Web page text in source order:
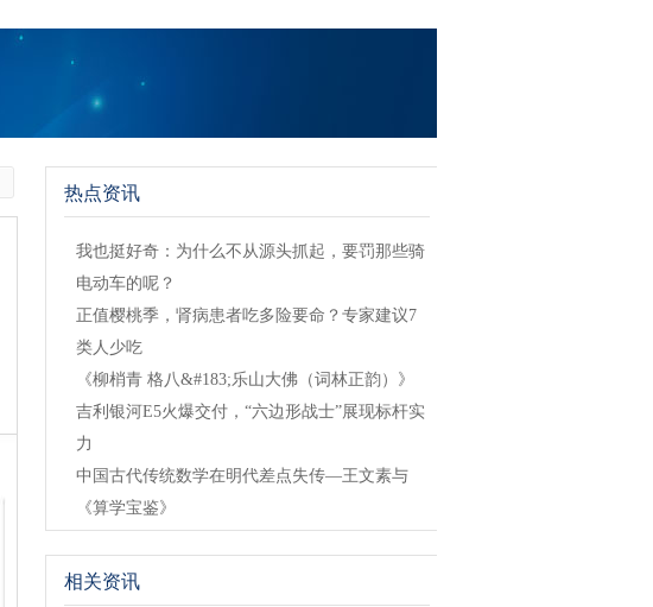
热点资讯
我也挺好奇：为什么不从源头抓起，要罚那些骑
电动车的呢？
正值樱桃季，肾病患者吃多险要命？专家建议7
类人少吃
《柳梢青 格八&#183;乐山大佛（词林正韵）》
吉利银河E5火爆交付，“六边形战士”展现标杆实
力
中国古代传统数学在明代差点失传—王文素与
《算学宝鉴》
相关资讯